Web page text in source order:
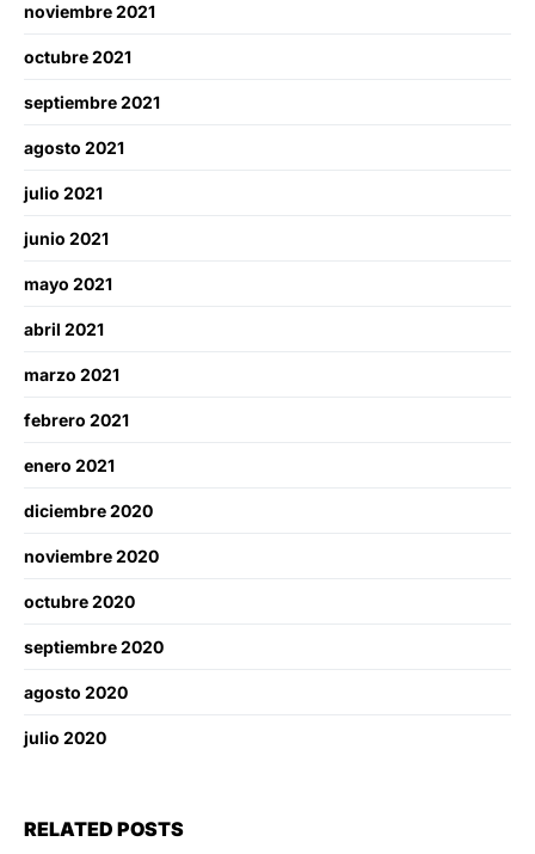
noviembre 2021
octubre 2021
septiembre 2021
agosto 2021
julio 2021
junio 2021
mayo 2021
abril 2021
marzo 2021
febrero 2021
enero 2021
diciembre 2020
noviembre 2020
octubre 2020
septiembre 2020
agosto 2020
julio 2020
RELATED POSTS